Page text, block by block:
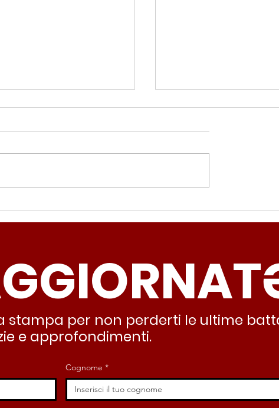
Colucci
Roma): “La
garantire servizi e
Colucci (Radicali
lasciando al caos
all’abusivismo”
stampa per non perderti le ultime
e approfondimenti.
Cognome *